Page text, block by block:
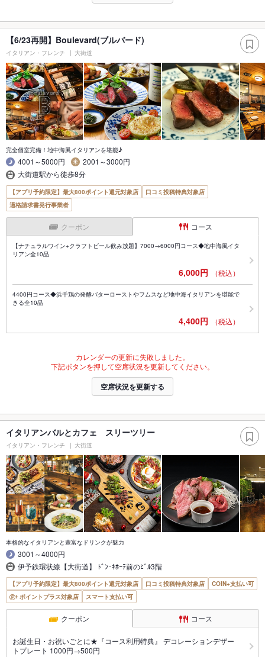
【6/23再開】Boulevard(ブルバード)
イタリアン・フレンチ 大街道
完全個室完備！地中海風イタリアンを堪能♪
4001～5000円
2001～3000円
大街道駅から徒歩8分
【アプリ予約限定】最大800ポイント還元対象店
口コミ投稿特典対象店
適格請求書発行事業者
クーポン コース
【ナチュラルワイン+クラフトビール飲み放題】7000→6000円コース◆地中海風イタ
リアン全10品
6,000円 （税込）
4400円コース◆浜千鶏の発酵バターローストやフムスなど地中海イタリアンを堪能で
きる全10品
4,400円 （税込）
カレンダーの更新に失敗しました。
下記ボタンを押して空席状況を更新してください。
空席状況を更新する
イタリアンバルとカフェ スリーツリー
イタリアン・フレンチ 大街道
本格的なイタリアンと豊富なドリンクが魅力
3001～4000円
伊予鉄環状線【大街道】 ﾄﾞﾝ･ｷﾎｰﾃ前のﾋﾞﾙ3階
【アプリ予約限定】最大800ポイント還元対象店 口コミ投稿特典対象店
COIN+支払い可
ポイントプラス対象店
スマート支払い可
クーポン コース
お誕生日・お祝いごとに★『コース利用特典』 デコレーションデザー
トプレート 1000円→500円